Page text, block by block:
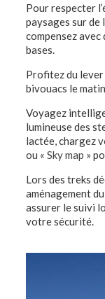
Pour respecter
paysages sur de
compensez avec
bases.
Profitez du
bivouacs le
Voyagez
lumineuse des
lactée, chargez
ou « Sky map »
Lors des treks
aménagement
assurer le suivi
votre sécurité.